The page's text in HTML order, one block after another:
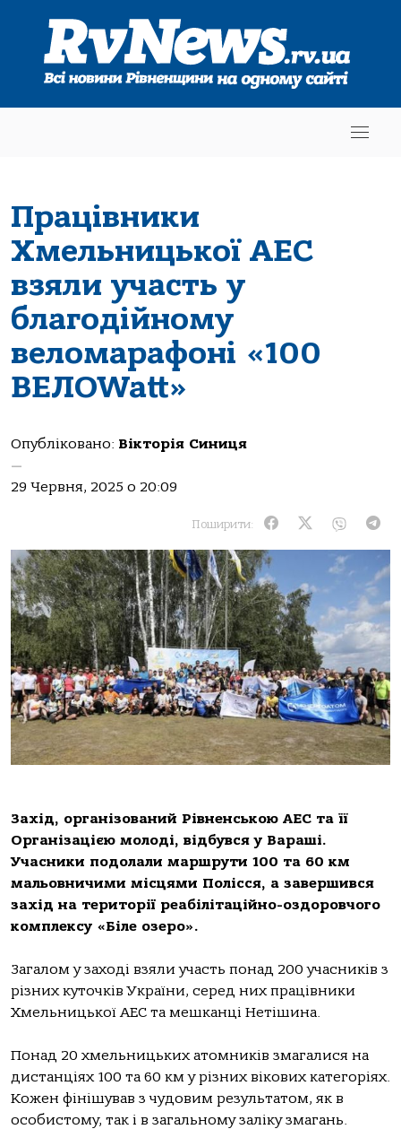
Працівники
Хмельницької АЕС
взяли участь у
благодійному
веломарафоні «100
ВЕЛОWatt»
Опубліковано: Вікторія Синиця
—
29 Червня, 2025 о 20:09
Поширити:
Захід, організований Рівненською АЕС та її
Організацією молоді, відбувся у Вараші.
Учасники подолали маршрути 100 та 60 км
мальовничими місцями Полісся, а завершився
захід на території реабілітаційно-оздоровчого
комплексу «Біле озеро».
Загалом у заході взяли участь понад 200 учасників з
різних куточків України, серед них працівники
Хмельницької АЕС та мешканці Нетішина.
Понад 20 хмельницьких атомників змагалися на
дистанціях 100 та 60 км у різних вікових категоріях.
Кожен фінішував з чудовим результатом, як в
особистому, так і в загальному заліку змагань.